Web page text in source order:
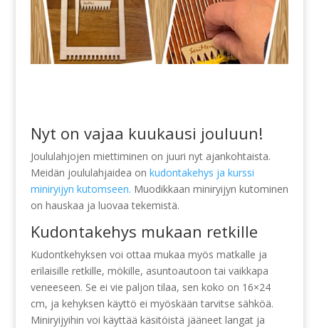
Nyt on vajaa kuukausi jouluun!
Joululahjojen miettiminen on juuri nyt ajankohtaista.
Meidän joululahjaidea on kudontakehys ja kurssi
miniryijyn kutomseen. Muodikkaan miniryijyn kutominen
on hauskaa ja luovaa tekemistä.
Kudontakehys mukaan retkille
Kudontkehyksen voi ottaa mukaa myös matkalle ja
erilaisille retkille, mökille, asuntoautoon tai vaikkapa
veneeseen. Se ei vie paljon tilaa, sen koko on 16×24
cm, ja kehyksen käyttö ei myöskään tarvitse sähköä.
Miniryijyihin voi käyttää käsitöistä jääneet langat ja